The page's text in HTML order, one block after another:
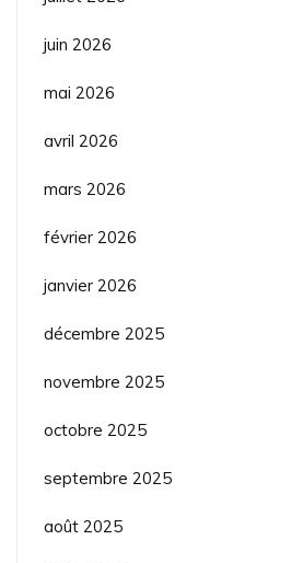
juin 2026
mai 2026
avril 2026
mars 2026
février 2026
janvier 2026
décembre 2025
novembre 2025
octobre 2025
septembre 2025
août 2025